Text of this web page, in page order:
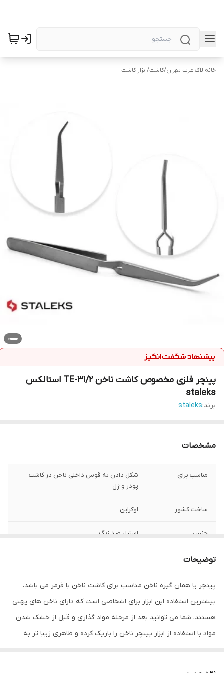
خانه لاک غرب تهران/کاشت/ابزار کاشت
پینچر فلزی مخصوص کاشت ناخن TE-31/2 استالکس
staleks
برند:staleks
مشخصات
مناسب برای
شکل دادن به قوس داخلی ناخن در کاشت
پودر و ژل
ساخت کشور اوکراین
جنس استیل ضد زنگ
سری ساخت
توضیحات
پینچر یا همان گیره ناخن مناسب برای کاشت ناخن با فرمر می باشد،
بیشترین استفاده این ابزار برای اشخاصی است که دارای ناخن های پهنی
هستند، شما می توانید بعد از مرحله مواد گذاری و قبل از خشک شدن
مواد با استفاده از ابزار پینچر ناخن را باریک کرده و ظاهری زیبا تر به